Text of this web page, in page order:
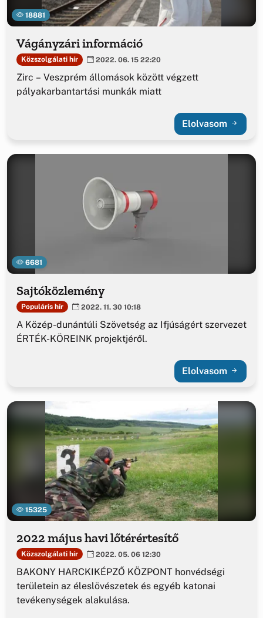
18881
Vágányzári információ
Közszolgálati hír 2022. 06. 15 22:20
Zirc – Veszprém állomások között végzett
pályakarbantartási munkák miatt
Elolvasom
6681
Sajtóközlemény
Populáris hír 2022. 11. 30 10:18
A Közép-dunántúli Szövetség az Ifjúságért szervezet
ÉRTÉK-KÖREINK projektjéről.
Elolvasom
15325
2022 május havi lőtérértesítő
Közszolgálati hír 2022. 05. 06 12:30
BAKONY HARCKIKÉPZŐ KÖZPONT honvédségi
területein az éleslövészetek és egyéb katonai
tevékenységek alakulása.